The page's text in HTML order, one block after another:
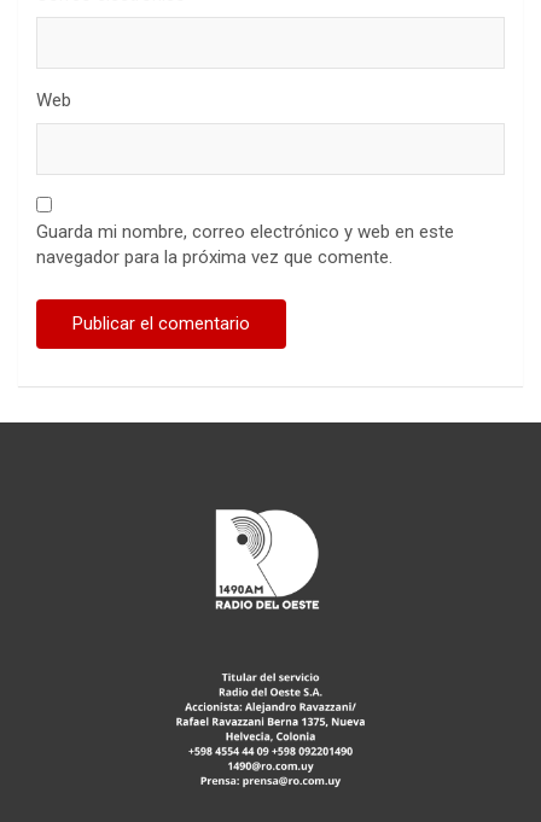
Web
Guarda mi nombre, correo electrónico y web en este
navegador para la próxima vez que comente.